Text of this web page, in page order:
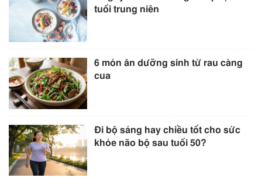
tuổi trung niên
6 món ăn dưỡng sinh từ rau càng
cua
Đi bộ sáng hay chiều tốt cho sức
khỏe não bộ sau tuổi 50?